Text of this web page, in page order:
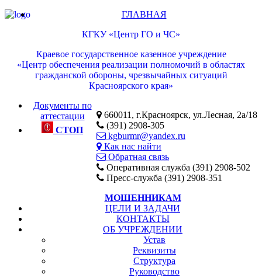
КГКУ «Центр ГО и ЧС»
Краевое государственное казенное учреждение
«Центр обеспечения реализации полномочий в областях
гражданской обороны, чрезвычайных ситуаций
Красноярского края»
660011, г.Красноярск, ул.Лесная, 2а/18
(391) 2908-305
kgburmr@yandex.ru
Как нас найти
Обратная связь
Оперативная служба (391) 2908-502
Пресс-служба (391) 2908-351
ГЛАВНАЯ
Документы по
аттестации
СТОП
МОШЕННИКАМ
ЦЕЛИ И ЗАДАЧИ
КОНТАКТЫ
ОБ УЧРЕЖДЕНИИ
Устав
Реквизиты
Структура
Руководство